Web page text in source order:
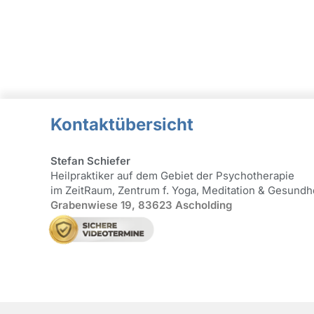
Kontaktübersicht
Stefan Schiefer
Heilpraktiker auf dem Gebiet der Psychotherapie
im ZeitRaum, Zentrum f. Yoga, Meditation &
Grabenwiese 19, 83623 Ascholding